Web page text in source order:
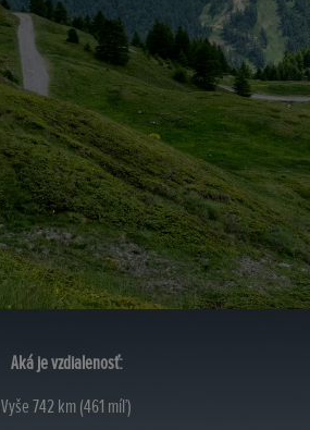
Aká je vzdialenosť:
Vyše 742 km (461 míľ)